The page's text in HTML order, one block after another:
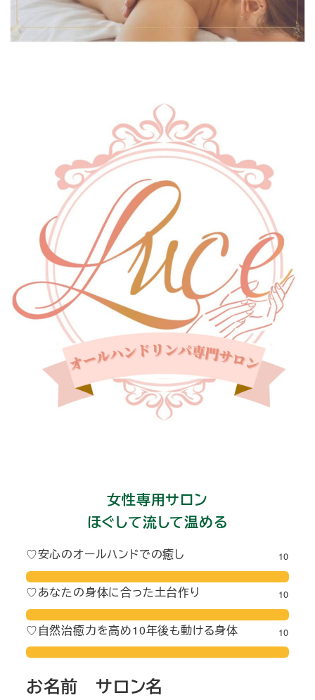
女性専用サロン
ほぐして流して温める
♡安心のオールハンドでの癒し 10
♡あなたの身体に合った土台作り 10
♡自然治癒力を高め10年後も動ける身体 10
お名前 サロン名